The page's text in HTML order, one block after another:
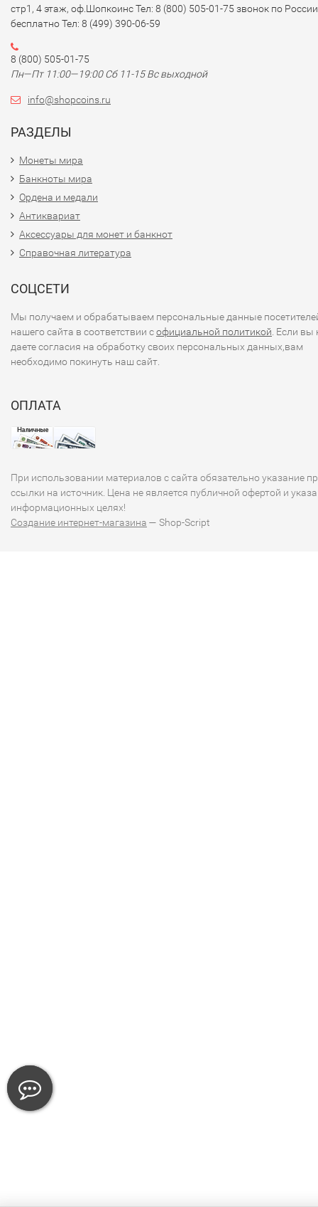
стр1, 4 этаж, оф.Шопкоинс Тел: 8 (800) 505-01-75 звонок по России
бесплатно Тел: 8 (499) 390-06-59
8 (800) 505-01-75
Пн—Пт 11:00—19:00 Сб 11-15 Вс выходной
info@shopcoins.ru
РАЗДЕЛЫ
Монеты мира
Банкноты мира
Ордена и медали
Антиквариат
Аксессуары для монет и банкнот
Справочная литература
СОЦСЕТИ
Мы получаем и обрабатываем персональные данные
нашего сайта в соответствии софициальной политикой . Если вы
даете согласия на обработку своих персональных данных,вам
необходимо покинуть наш сайт.
ОПЛАТА
При использовании материалов с сайта обязательно указание
ссылки на источник. Цена не является публичной офертой и
информационных целях!
Создание интернет-магазина — Shop-Script